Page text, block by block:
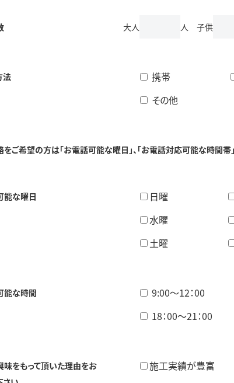
大人 人 子供
法 携帯
その他
ご希望の方は「お電話可能な曜日」、「お電話対応可能な時間帯
能な曜日 日曜
水曜
土曜
能な時間 9:00〜12：00
18：00〜21：00
味をもって頂いた理由をお
施工実績が豊富